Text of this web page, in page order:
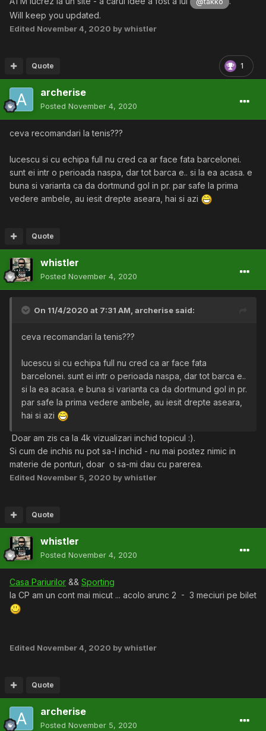
Will keep you updated.
Edited November 4, 2020 by whistler
1
Quote
archerise
Posted November 4, 2020
ceva recomandari la tenis???
lucescu si cu echipa full nu cred ca ar face fata barcelonei.
sunt ei intr o perioada naspa, dar tot barca e.. si la ea acasa. e
buna si varianta ca da dortmund gol in pr. par safe la prima
vedere ambele, au iesit drepte aseara, hai si azi
Quote
whistler
Posted November 4, 2020
On 11/4/2020 at 7:31 AM, archerise said:
ceva recomandari la tenis???
lucescu si cu echipa full nu cred ca ar face fata
barcelonei. sunt ei intr o perioada naspa, dar tot barca e..
si la ea acasa. e buna si varianta ca da dortmund gol in pr.
par safe la prima vedere ambele, au iesit drepte aseara,
hai si azi
Doar am zis ca la 4k vizualizari inchid topicul :).
Si cum de inchis nu pot sa-l inchid - nu mai postez nimic in
materie de ponturi, doar o sa-mi dau cu parerea.
Edited November 5, 2020 by whistler
Quote
whistler
Posted November 4, 2020
Casa Pariurilor && Sporting
la CP am un cont mai micut ... acolo arunc 2 - 3 meciuri pe bilet
Edited November 4, 2020 by whistler
Quote
archerise
Posted November 5, 2020